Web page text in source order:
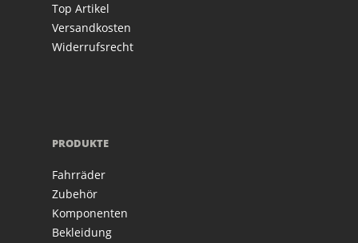
Top Artikel
Versandkosten
Widerrufsrecht
PRODUKTE
Fahrräder
Zubehör
Komponenten
Bekleidung